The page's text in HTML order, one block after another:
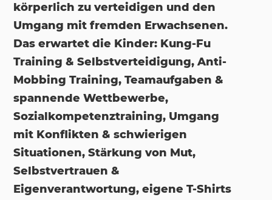
körperlich zu verteidigen und den
Umgang mit fremden Erwachsenen.
Das erwartet die Kinder: Kung-Fu
Training & Selbstverteidigung, Anti-
Mobbing Training, Teamaufgaben &
spannende Wettbewerbe,
Sozialkompetenztraining, Umgang
mit Konflikten & schwierigen
Situationen, Stärkung von Mut,
Selbstvertrauen &
Eigenverantwortung, eigene T-Shirts